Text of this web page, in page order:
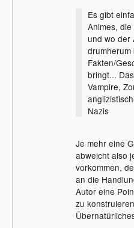
Es gibt
Animes,
und wo der
Fakten/
bringt...
Vampire,
Nazis
Je mehr eine
abweicht also
vorkommen,
an die
Autor eine
zu